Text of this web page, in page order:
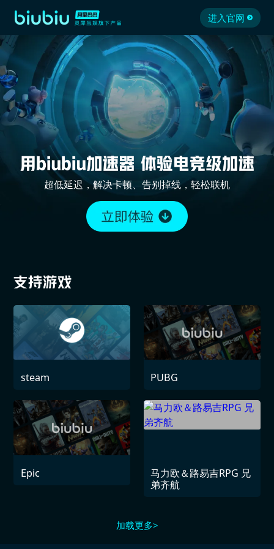
进入官网
超低延迟，解决卡顿、告别掉线，轻松联机
steam PUBG
Epic
马力欧＆路易吉RPG 兄
弟齐航
加载更多>